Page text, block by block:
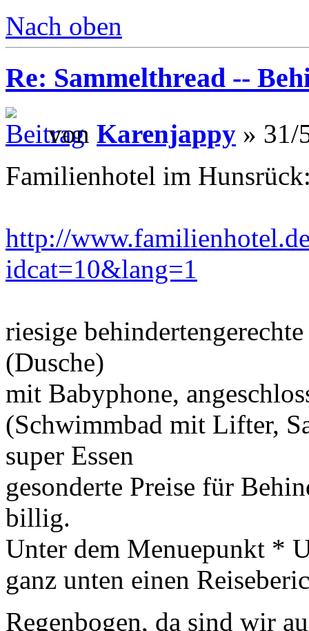
Nach oben
Re: Sammelthread --
von Karenjappy » 31/
Familienhotel im
http://
idcat=10&lang=1
riesige
(Dusche)
mit Babyphone,
(Schwimmbad mit Lifter,
super Essen
gesonderte Preise für
billig.
Unter dem Menuepunkt *
ganz unten einen
Regenbogen, da sind wir